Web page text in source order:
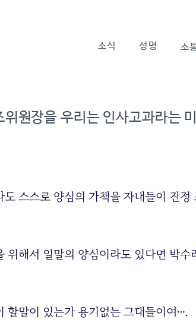
소식 성명 소
원장을 우리는 인사고과라는
스스로 양심의 가책을 자내들이 진정
해서 일말의 양심이라도 있다면 박수
할말이 있는가 용기없는 그대들이여….